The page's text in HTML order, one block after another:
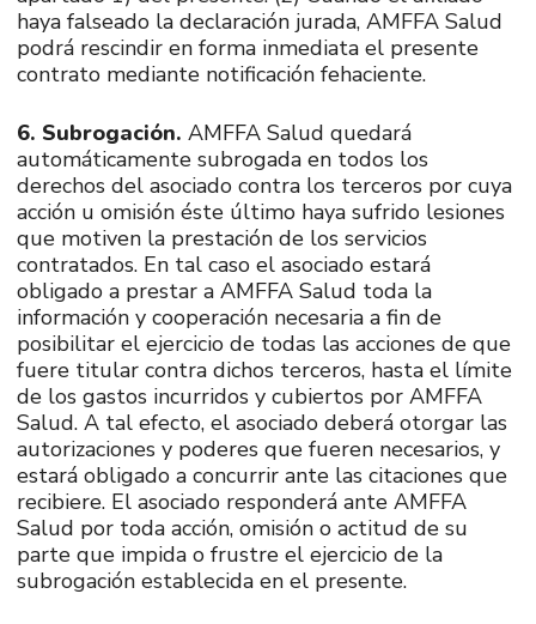
haya falseado la declaración jurada, AMFFA Salud
podrá rescindir en forma inmediata el presente
contrato mediante notificación fehaciente.
6. Subrogación. AMFFA Salud quedará
automáticamente subrogada en todos los
derechos del asociado contra los terceros por cuya
acción u omisión éste último haya sufrido lesiones
que motiven la prestación de los servicios
contratados. En tal caso el asociado estará
obligado a prestar a AMFFA Salud toda la
información y cooperación necesaria a fin de
posibilitar el ejercicio de todas las acciones de que
fuere titular contra dichos terceros, hasta el límite
de los gastos incurridos y cubiertos por AMFFA
Salud. A tal efecto, el asociado deberá otorgar las
autorizaciones y poderes que fueren necesarios, y
estará obligado a concurrir ante las citaciones que
recibiere. El asociado responderá ante AMFFA
Salud por toda acción, omisión o actitud de su
parte que impida o frustre el ejercicio de la
subrogación establecida en el presente.